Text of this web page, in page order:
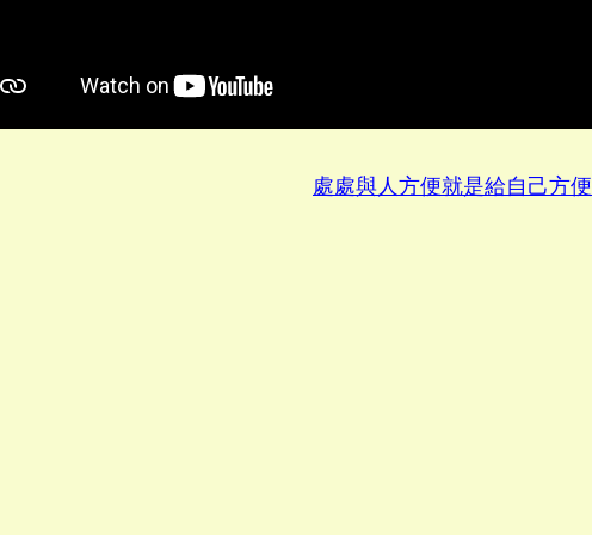
處處與人方便就是給自己方便